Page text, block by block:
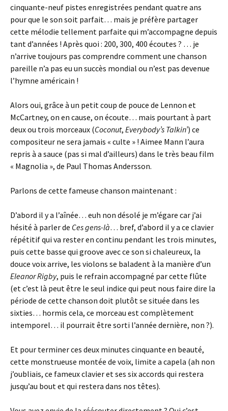
cinquante-neuf pistes enregistrées pendant quatre ans
pour que le son soit parfait… mais je préfère partager
cette mélodie tellement parfaite qui m’accompagne depuis
tant d’années ! Après quoi : 200, 300, 400 écoutes ? … je
n’arrive toujours pas comprendre comment une chanson
pareille n’a pas eu un succès mondial ou n’est pas devenue
l’hymne américain !
Alors oui, grâce à un petit coup de pouce de Lennon et
McCartney, on en cause, on écoute… mais pourtant à part
deux ou trois morceaux (Coconut, Everybody’s Talkin’) ce
compositeur ne sera jamais « culte » ! Aimee Mann l’aura
repris à a sauce (pas si mal d’ailleurs) dans le très beau film
« Magnolia », de Paul Thomas Andersson.
Parlons de cette fameuse chanson maintenant :
D’abord il y a l’aînée… euh non désolé je m’égare car j’ai
hésité à parler de Ces gens-là… bref, d’abord il y a ce clavier
répétitif qui va rester en continu pendant les trois minutes,
puis cette basse qui groove avec ce son si chaleureux, la
douce voix arrive, les violons se baladent à la manière d’un
Eleanor Rigby, puis le refrain accompagné par cette flûte
(et c’est là peut être le seul indice qui peut nous faire dire la
période de cette chanson doit plutôt se située dans les
sixties… hormis cela, ce morceau est complètement
intemporel… il pourrait être sorti l’année dernière, non ?).
Et pour terminer ces deux minutes cinquante en beauté,
cette monstrueuse montée de voix, limite a capela (ah non
j’oubliais, ce fameux clavier et ses six accords qui restera
jusqu’au bout et qui restera dans nos têtes).